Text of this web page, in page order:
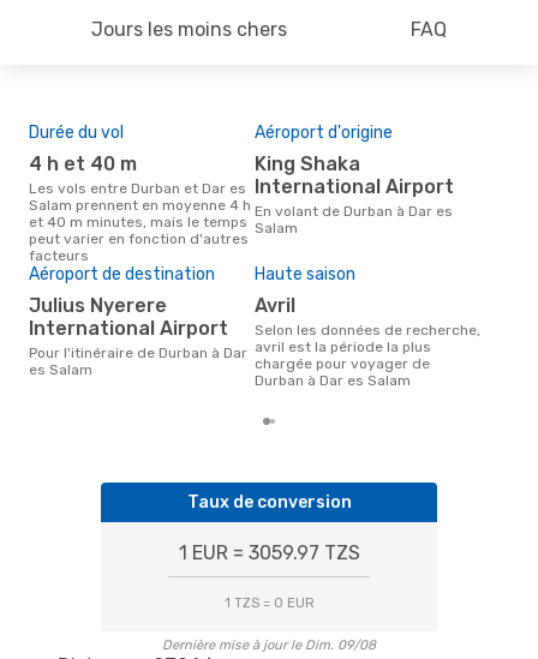
Jours les moins chers FAQ
Durée du vol
4 h et 40 m
Les vols entre Durban et Dar es
Salam prennent en moyenne 4 h
et 40 m minutes, mais le temps
peut varier en fonction d'autres
facteurs
Aéroport d'origine
King Shaka
International Airport
En volant de Durban à Dar es
Salam
Aéroport de destination
Julius Nyerere
International Airport
Pour l'itinéraire de Durban à Dar
es Salam
Haute saison
avril
Selon les données de recherche,
avril est la période la plus
chargée pour voyager de
Durban à Dar es Salam
Taux de conversion
1 EUR = 3059.97 TZS
1 TZS = 0 EUR
Dernière mise à jour le Dim. 09/08